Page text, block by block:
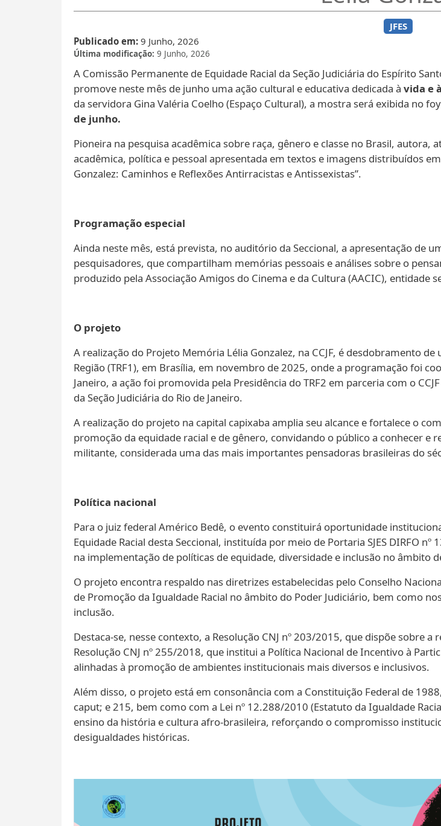
JFES
Publicado em 9 Junho, 2026
Última modificação 9 Junho, 2026
A Comissão Permanente de Equidade Racial da Seção Judiciária do Espírito
promove neste mês de junho uma ação cultural e educativa dedicada à vida e
da servidora Gina Valéria Coelho (Espaço Cultural), a mostra será exibida no
de junho.
Pioneira na pesquisa acadêmica sobre raça, gênero e classe no Brasil,
acadêmica, política e pessoal apresentada em textos e imagens distribuídos
Gonzalez: Caminhos e Reflexões Antirracistas e Antissexistas”.
Programação especial
Ainda neste mês, está prevista, no auditório da Seccional, a apresentação de
pesquisadores, que compartilham memórias pessoais e análises sobre o
produzido pela Associação Amigos do Cinema e da Cultura (AACIC), entidade
O projeto
A realização do Projeto Memória Lélia Gonzalez, na CCJF, é desdobramento
Região (TRF1), em Brasília, em novembro de 2025, onde a programação foi
Janeiro, a ação foi promovida pela Presidência do TRF2 em parceria com o
da Seção Judiciária do Rio de Janeiro.
A realização do projeto na capital capixaba amplia seu alcance e fortalece o
promoção da equidade racial e de gênero, convidando o público a conhecer
militante, considerada uma das mais importantes pensadoras brasileiras do
Política nacional
Para o juiz federal Américo Bedê, o evento constituirá oportunidade
Equidade Racial desta Seccional, instituída por meio de Portaria SJES DIRFO
na implementação de políticas de equidade, diversidade e inclusão no âmbito
O projeto encontra respaldo nas diretrizes estabelecidas pelo Conselho
de Promoção da Igualdade Racial no âmbito do Poder Judiciário, bem como
inclusão.
Destaca-se, nesse contexto, a Resolução CNJ nº 203/2015, que dispõe sobre
Resolução CNJ nº 255/2018, que institui a Política Nacional de Incentivo à
alinhadas à promoção de ambientes institucionais mais diversos e inclusivos.
Além disso, o projeto está em consonância com a Constituição Federal de
caput; e 215, bem como com a Lei nº 12.288/2010 (Estatuto da Igualdade
ensino da história e cultura afro-brasileira, reforçando o compromisso
desigualdades históricas.